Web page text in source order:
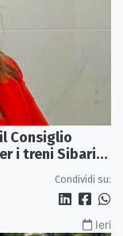
Consiglio
i treni Sibari-
Condividi su:
Ieri